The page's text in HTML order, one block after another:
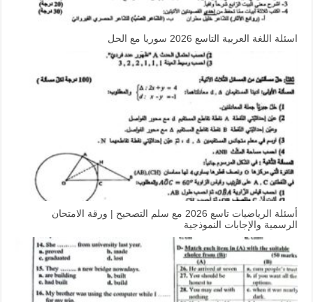
اسئلة اللغة العربية التاسع 2026 سوريا مع الحل
أسئلة الرياضيات تاسع 2026 مع سلم التصحيح | ورقة الامتحان
الرسمية والإجابات النموذجية